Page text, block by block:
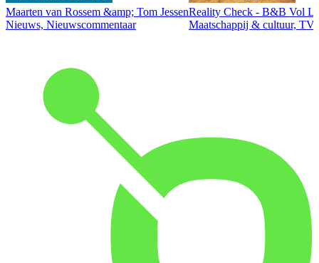
Maarten van Rossem &amp; Tom Jessen
Nieuws, Nieuwscommentaar
Reality Check - B&B Vol
Maatschappij & cultuur,